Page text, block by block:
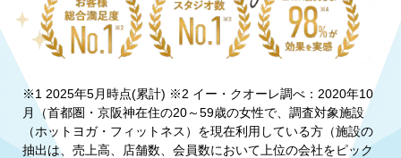
※1 2025年5月時点(累計) ※2 イー・クオーレ調べ：2020年10
月（首都圏・京阪神在住の20～59歳の女性で、調査対象施設
（ホットヨガ・フィットネス）を現在利用している方（施設の
抽出は、売上高、店舗数、会員数において上位の会社をピック